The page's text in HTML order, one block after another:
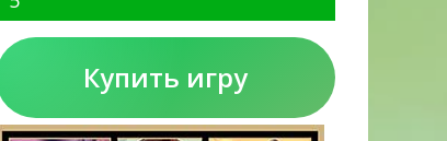
Купить игру